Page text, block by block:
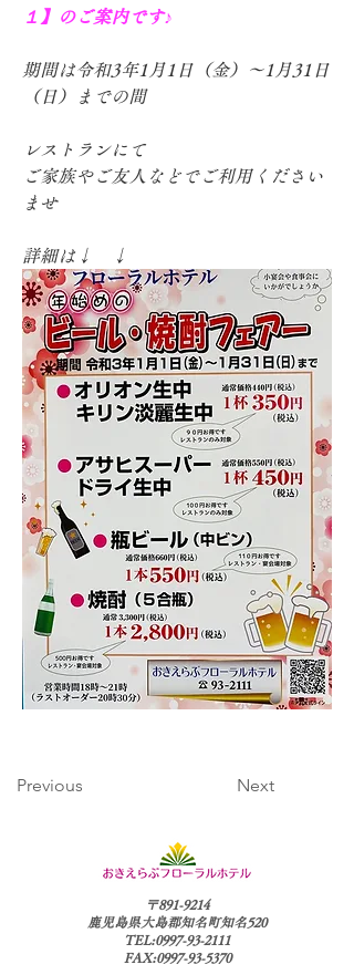
１】のご案内です♪
期間は令和3年1月1日（金）～1月31日
（日）までの間
レストランにて
ご家族やご友人などでご利用ください
ませ
詳細は↓　↓
Previous Next
〒891-9214
鹿児島県大島郡知名町知名520
TEL:0997-93-2111
FAX:0997-93-5370